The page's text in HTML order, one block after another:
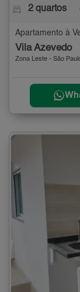
2 quartos
Apartamento à
Vila Azevedo
Zona Leste - São